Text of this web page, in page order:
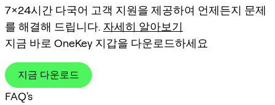
7×24시간 다국어 고객 지원을 제공하여 언제든지 문제
를 해결해 드립니다. 자세히 알아보기
지금 바로 OneKey 지갑을 다운로드하세요
지금 다운로드
FAQ's